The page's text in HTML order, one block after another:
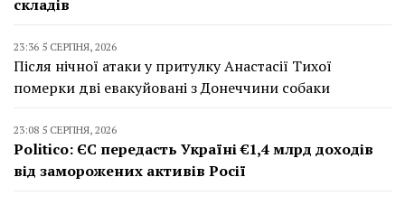
складів
23:36 5 СЕРПНЯ, 2026
Після нічної атаки у притулку Анастасії Тихої
померки дві евакуйовані з Донеччини собаки
23:08 5 СЕРПНЯ, 2026
Politico: ЄС передасть Україні €1,4 млрд доходів
від заморожених активів Росії